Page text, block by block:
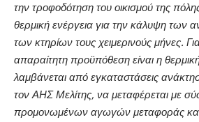
την τροφοδότηση του οικισμού της
θερμική ενέργεια για την κάλυψη των
των κτηρίων τους χειμερινούς μήνες.
απαραίτητη προϋπόθεση είναι η
λαμβάνεται από εγκαταστάσεις
τον ΑΗΣ Μελίτης, να μεταφέρεται με
προμονωμένων αγωγών μεταφοράς